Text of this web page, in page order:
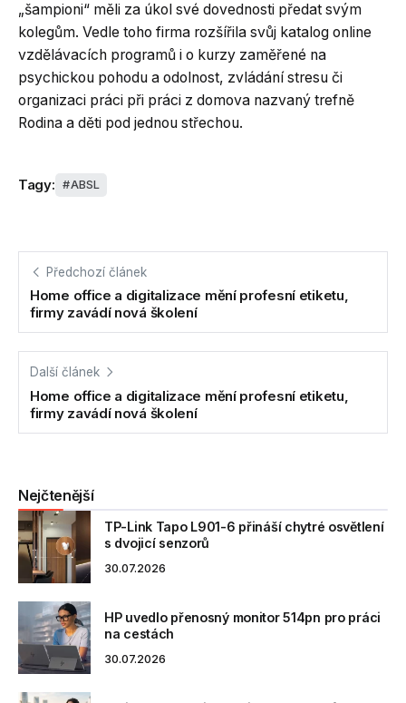
„šampioni“ měli za úkol své dovednosti předat svým
kolegům. Vedle toho firma rozšířila svůj katalog online
vzdělávacích programů i o kurzy zaměřené na
psychickou pohodu a odolnost, zvládání stresu či
organizaci práci při práci z domova nazvaný trefně
Rodina a děti pod jednou střechou.
Tagy: ABSL
Předchozí článek
Home office a digitalizace mění profesní etiketu,
firmy zavádí nová školení
Další článek
Home office a digitalizace mění profesní etiketu,
firmy zavádí nová školení
Nejčtenější
TP-Link Tapo L901-6 přináší chytré osvětlení
s dvojicí senzorů
30.07.2026
HP uvedlo přenosný monitor 514pn pro práci
na cestách
30.07.2026